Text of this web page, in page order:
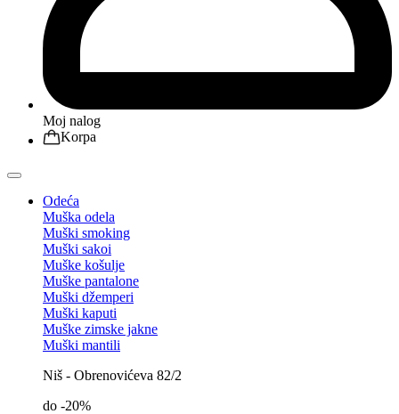
Moj nalog
Korpa
Odeća
Muška odela
Muški smoking
Muški sakoi
Muške košulje
Muške pantalone
Muški džemperi
Muški kaputi
Muške zimske jakne
Muški mantili
Niš - Obrenovićeva 82/2
do -20%